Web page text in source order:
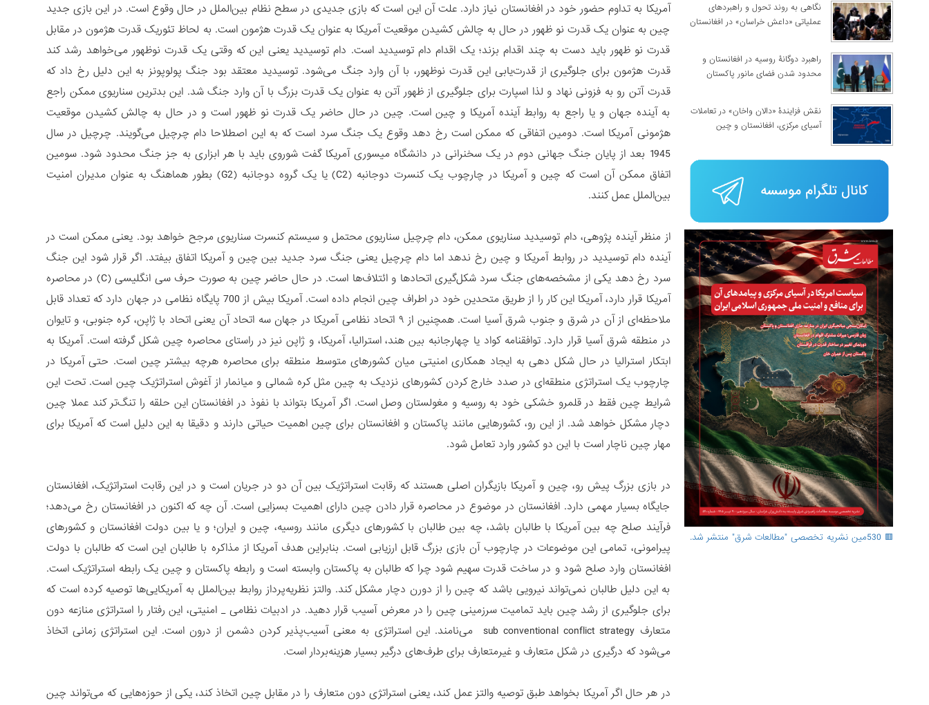
آمریکا به تداوم حضور خود در افغانستان نیاز دارد. علت آن این است که بازی جدیدی در سطح نظام بین‌الملل در حال وقوع است. در این بازی جدید
چین به عنوان یک قدرت نو ظهور در حال به چالش کشیدن موقعیت آمریکا به عنوان یک قدرت هژمون است. به لحاظ تئوریک قدرت هژمون در مقابل
قدرت نو ظهور باید دست به چند اقدام بزند؛ یک اقدام دام توسیدید است. دام توسیدید یعنی این که وقتی یک قدرت نوظهور می‌خواهد رشد کند
قدرت هژمون برای جلوگیری از قدرت‌یابی این قدرت نوظهور، با آن وارد جنگ می‌شود. توسیدید معتقد بود جنگ پولوپونز به این دلیل رخ داد که
قدرت آتن رو به فزونی نهاد و لذا اسپارت برای جلوگیری از ظهور آتن به عنوان یک قدرت بزرگ با آن وارد جنگ شد. این بدترین سناریوی ممکن راجع
به آینده جهان و یا راجع به روابط آینده آمریکا و چین است. چین در حال حاضر یک قدرت نو ظهور است و در حال به چالش کشیدن موقعیت
هژمونی آمریکا است. دومین اتفاقی که ممکن است رخ دهد وقوع یک جنگ سرد است که به این اصطلاحا دام چرچیل می‌گویند. چرچیل در سال
1945 بعد از پایان جنگ جهانی دوم در یک سخنرانی در دانشگاه میسوری آمریکا گفت شوروی باید با هر ابزاری به جز جنگ محدود شود. سومین
اتفاق ممکن آن است که چین و آمریکا در چارچوب یک کنسرت دوجانبه (C2) یا یک گروه دوجانبه (G2) بطور هماهنگ به عنوان مدیران امنیت
بین‌الملل عمل کنند.
از منظر آینده پژوهی، دام توسیدید سناریوی ممکن، دام چرچیل سناریوی محتمل و سیستم کنسرت سناریوی مرجح خواهد بود. یعنی ممکن است در
آینده دام توسیدید در روابط آمریکا و چین رخ ندهد اما دام چرچیل یعنی جنگ سرد جدید بین چین و آمریکا اتفاق بیفتد. اگر قرار شود این جنگ
سرد رخ دهد یکی از مشخصه‌های جنگ سرد شکل‌گیری اتحادها و ائتلاف‌ها است. در حال حاضر چین به صورت حرف سی انگلیسی (C) در محاصره
آمریکا قرار دارد، آمریکا این کار را از طریق متحدین خود در اطراف چین انجام داده است. آمریکا بیش از 700 پایگاه نظامی در جهان دارد که تعداد قابل
ملاحظه‌ای از آن در شرق و جنوب شرق آسیا است. همچنین از ۹ اتحاد نظامی آمریکا در جهان سه اتحاد آن یعنی اتحاد با ژاپن، کره جنوبی، و تایوان
در منطقه شرق آسیا قرار دارد. توافقنامه کواد یا چهارجانبه بین هند، استرالیا، آمریکا، و ژاپن نیز در راستای محاصره چین شکل گرفته است. آمریکا به
ابتکار استرالیا در حال شکل دهی به ایجاد همکاری امنیتی میان کشورهای متوسط منطقه برای محاصره هرچه بیشتر چین است. حتی آمریکا در
چارچوب یک استراتژی منطقه‌ای در صدد خارج کردن کشورهای نزدیک به چین مثل کره شمالی و میانمار از آغوش استراتژیک چین است. تحت این
شرایط چین فقط در قلمرو خشکی خود به روسیه و مغولستان وصل است. اگر آمریکا بتواند با نفوذ در افغانستان این حلقه را تنگ‌تر کند عملا چین
دچار مشکل خواهد شد. از این رو، کشورهایی مانند پاکستان و افغانستان برای چین اهمیت حیاتی دارند و دقیقا به این دلیل است که آمریکا برای
مهار چین ناچار است با این دو کشور وارد تعامل شود.
در بازی بزرگ پیش رو، چین و آمریکا بازیگران اصلی هستند که رقابت استراتژیک بین آن دو در جریان است و در این رقابت استراتژیک، افغانستان
جایگاه بسیار مهمی دارد. افغانستان در موضوع در محاصره قرار دادن چین دارای اهمیت بسزایی است. آن چه که اکنون در افغانستان رخ می‌دهد؛
فرآیند صلح چه بین آمریکا با طالبان باشد، چه بین طالبان با کشورهای دیگری مانند روسیه، چین و ایران؛ و یا بین دولت افغانستان و کشورهای
پیرامونی، تمامی این موضوعات در چارچوب آن بازی بزرگ قابل ارزیابی است. بنابراین هدف آمریکا از مذاکره با طالبان این است که طالبان با دولت
افغانستان وارد صلح شود و در ساخت قدرت سهیم شود چرا که طالبان به پاکستان وابسته است و رابطه پاکستان و چین یک رابطه استراتژیک است.
به این دلیل طالبان نمی‌تواند نیرویی باشد که چین را از دورن دچار مشکل کند. والتز نظریه‌پرداز روابط بین‌الملل به آمریکایی‌ها توصیه کرده است که
برای جلوگیری از رشد چین باید تمامیت سرزمینی چین را در معرض آسیب قرار دهید. در ادبیات نظامی _ امنیتی، این رفتار را استراتژی منازعه دون
متعارف sub conventional conflict strategy می‌نامند. این استراتژی به معنی آسیب‌پذیر کردن دشمن از درون است. این استراتژی زمانی اتخاذ
می‌شود که درگیری در شکل متعارف و غیرمتعارف برای طرف‌های درگیر بسیار هزینه‌بردار است.
در هر حال اگر آمریکا بخواهد طبق توصیه والتز عمل کند، یعنی استراتژی دون متعارف را در مقابل چین اتخاذ کند، یکی از حوزه‌هایی که می‌تواند چین
نگاهی به روند تحول و راهبردهای
عملیاتی «داعش خراسان» در افغانستان
راهبرد دوگانۀ روسیه در افغانستان و
محدود شدن فضای مانور پاکستان
نقش فزایندۀ «دالان واخان» در تعاملات
آسیای مرکزی، افغانستان و چین
🟥 530مین نشریه تخصصی "مطالعات شرق" منتشر شد.